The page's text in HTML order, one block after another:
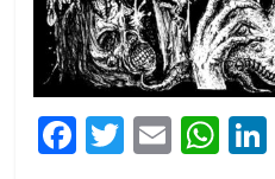
F T E W